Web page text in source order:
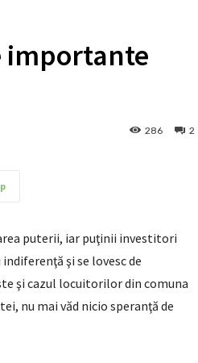
importante
2
286
puterii, iar puţinii investitori
şi se lovesc de
şi cazul locuitorilor din comuna
nu mai văd nicio speranţă de